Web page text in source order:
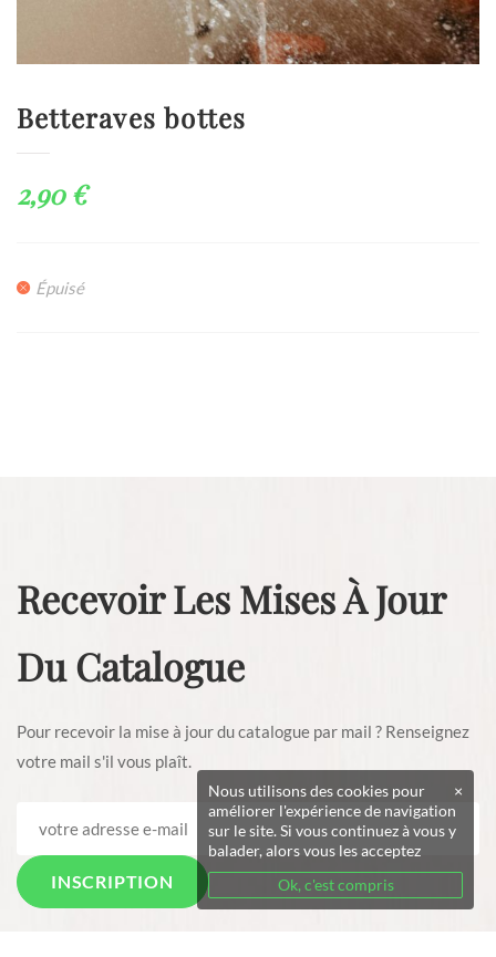
Betteraves bottes
2,90€
Épuisé
Recevoir Les Mises À Jour
Du Catalogue
Pour recevoir la mise à jour du catalogue par mail ? Renseignez
votre mail s'il vous plaît.
×
Nous utilisons des cookies pour
améliorer l'expérience de navigation
sur le site. Si vous continuez à vous y
balader, alors vous les acceptez
Ok, c'est compris